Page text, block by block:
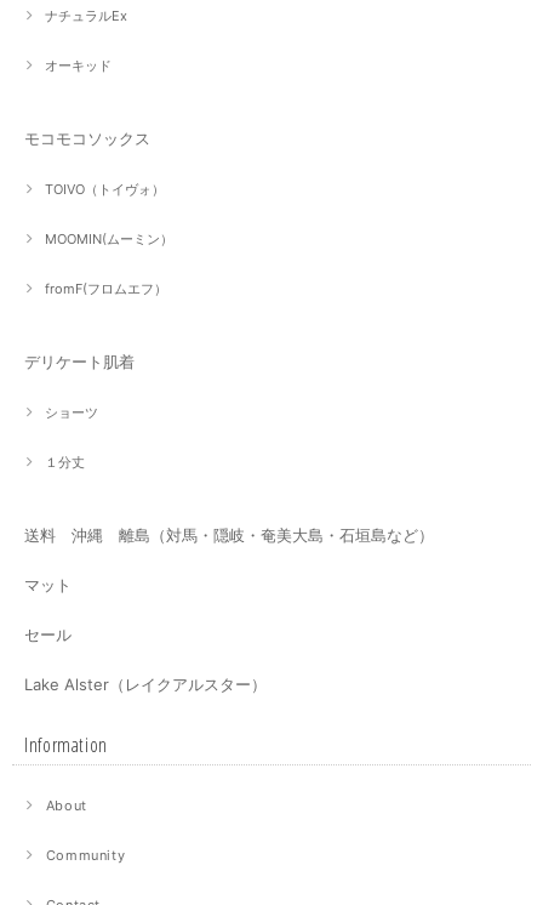
ナチュラルEx
オーキッド
モコモコソックス
TOIVO（トイヴォ）
MOOMIN(ムーミン）
fromF(フロムエフ）
デリケート肌着
ショーツ
１分丈
送料 沖縄 離島（対馬・隠岐・奄美大島・石垣島など）
マット
セール
Lake Alster（レイクアルスター）
Information
About
Community